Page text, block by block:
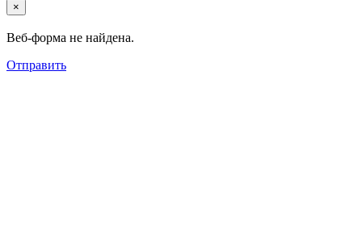
×
Веб-форма не найдена.
Отправить